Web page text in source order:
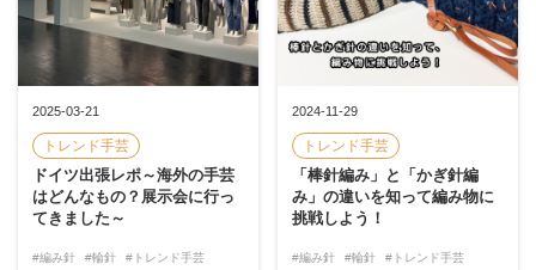
2025-03-21
トレンド手芸
ドイツ出張レポ～海外の手芸
はどんなもの？展示会に行っ
てきました～
#編み針 #輪針 #トレンド手芸
2024-11-29
トレンド手芸
「棒針編み」と「かぎ針編
み」の違いを知って編み物に
挑戦しよう！
#編み針 #輪針 #トレンド手芸